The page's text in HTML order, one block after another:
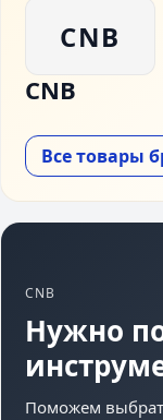
CNB
CNB
Все товары
CNB
Нужно
Поможем